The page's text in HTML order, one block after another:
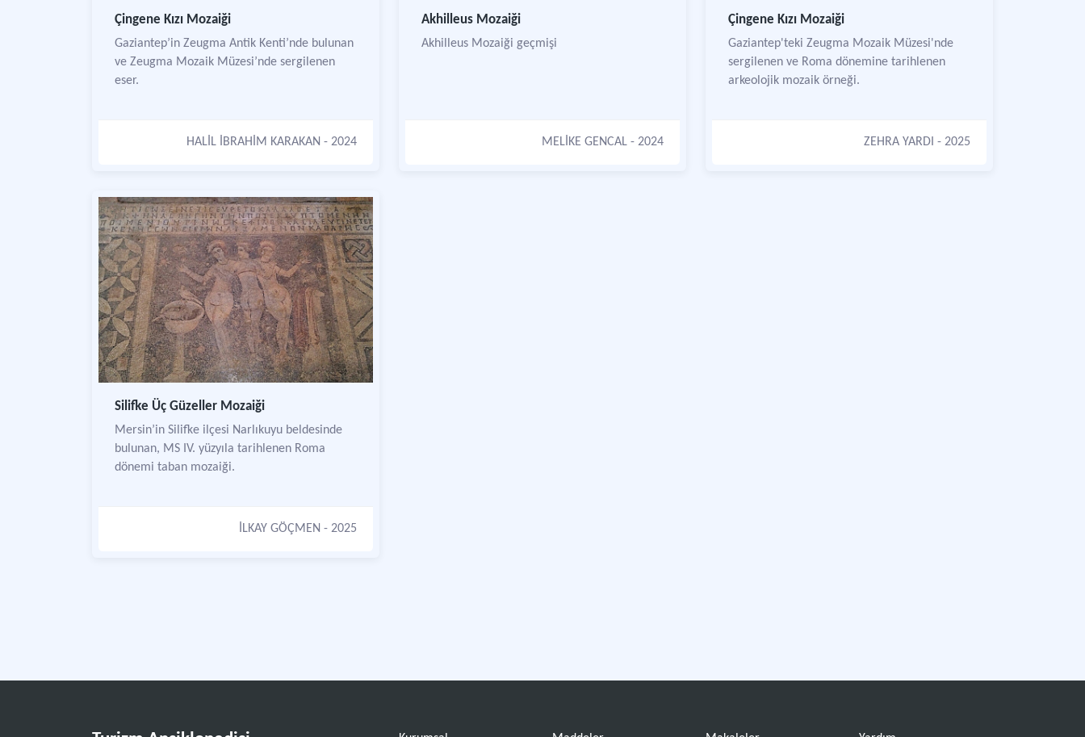
Çingene Kızı Mozaiği
Gaziantep’in Zeugma Antik Kenti’nde bulunan
ve Zeugma Mozaik Müzesi’nde sergilenen
eser.
HALİL İBRAHİM KARAKAN - 2024
Akhilleus Mozaiği
Akhilleus Mozaiği geçmişi
MELİKE GENCAL - 2024
Çingene Kızı Mozaiği
Gaziantep'teki Zeugma Mozaik Müzesi'nde
sergilenen ve Roma dönemine tarihlenen
arkeolojik mozaik örneği.
ZEHRA YARDI - 2025
Silifke Üç Güzeller Mozaiği
Mersin’in Silifke ilçesi Narlıkuyu beldesinde
bulunan, MS IV. yüzyıla tarihlenen Roma
dönemi taban mozaiği.
İLKAY GÖÇMEN - 2025